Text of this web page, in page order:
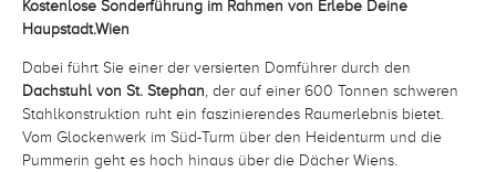
Kostenlose Sonderführung im Rahmen von Erlebe Deine
Haupstadt.Wien
Dabei führt Sie einer der versierten Domführer durch den
Dachstuhl von St. Stephan, der auf einer 600 Tonnen schweren
Stahlkonstruktion ruht ein faszinierendes Raumerlebnis bietet.
Vom Glockenwerk im Süd-Turm über den Heidenturm und die
Pummerin geht es hoch hinaus über die Dächer Wiens.